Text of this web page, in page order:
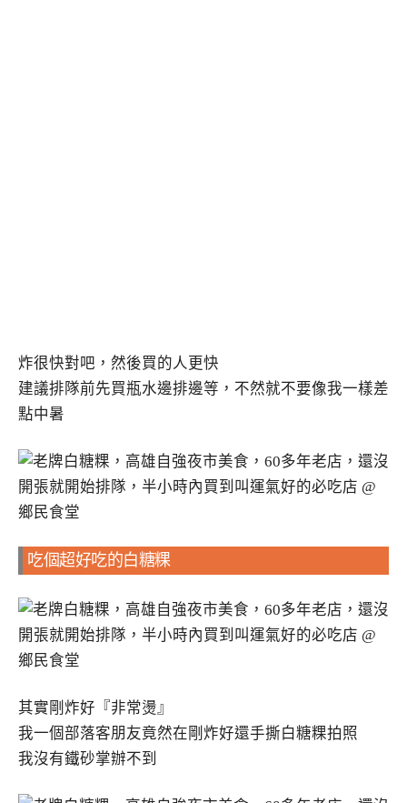
炸很快對吧，然後買的人更快
建議排隊前先買瓶水邊排邊等，不然就不要像我一樣差
點中暑
吃個超好吃的白糖粿
其實剛炸好『非常燙』
我一個部落客朋友竟然在剛炸好還手撕白糖粿拍照
我沒有鐵砂掌辦不到